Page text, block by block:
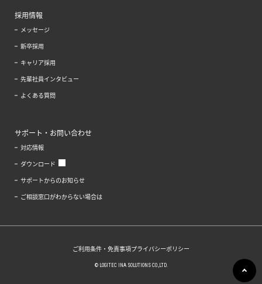
採用情報
メッセージ
新卒採用
キャリア採用
先輩社員インタビュー
よくある質問
サポート・お問い合わせ
対応情報
ダウンロード
サポートからのお知らせ
ご相談窓口がわからない場合は
ご利用条件・免責事項プライバシーポリシー
© LOGITEC INA SOLUTIONS CO.,LTD.